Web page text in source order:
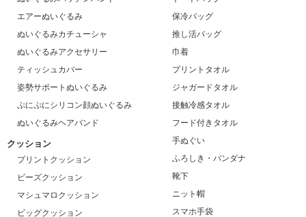
エアーぬいぐるみ
ぬいぐるみカチューシャ
ぬいぐるみアクセサリー
ティッシュカバー
姿勢サポートぬいぐるみ
ぷにぷにシリコン顔ぬいぐるみ
ぬいぐるみヘアバンド
クッション
プリントクッション
ビーズクッション
マシュマロクッション
ビッグクッション
保冷バッグ
推し活バッグ
巾着
プリントタオル
ジャガードタオル
接触冷感タオル
フード付きタオル
手ぬぐい
ふろしき・バンダナ
靴下
ニット帽
スマホ手袋